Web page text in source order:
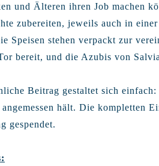
und Älteren ihren Job machen
zubereiten, jeweils auch in
Speisen stehen verpackt zur
bereit, und die Azubis von
Beitrag gestaltet sich
hält. Die kompletten
gespendet.